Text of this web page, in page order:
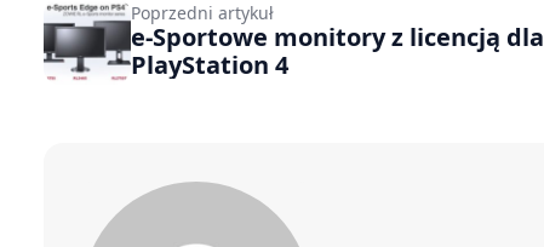
Poprzedni artykuł
e-Sportowe monitory z licencją dla
PlayStation 4